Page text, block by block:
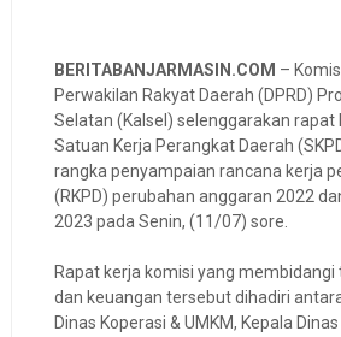
BERITABANJARMASIN.COM –
Perwakilan Rakyat Daerah (DPRD)
Selatan (Kalsel) selenggarakan rapat
Satuan Kerja Perangkat Daerah
rangka penyampaian rancana kerja
(RKPD) perubahan anggaran 2022
2023 pada Senin, (11/07) sore.
Rapat kerja komisi yang
dan keuangan tersebut dihadiri
Dinas Koperasi & UMKM, Kepala